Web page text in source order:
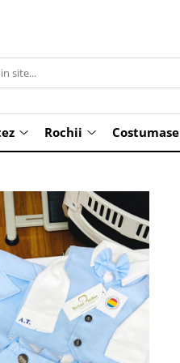
Rochii Costumase